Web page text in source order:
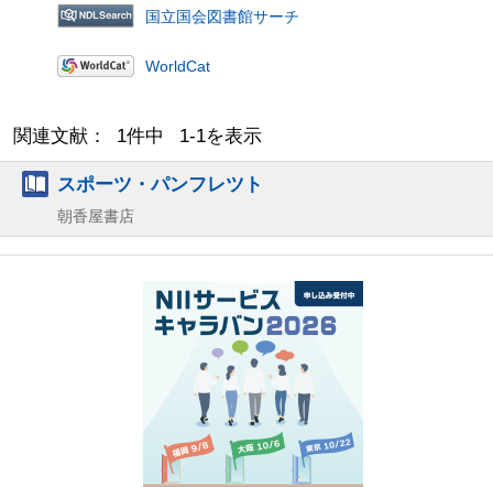
国立国会図書館サーチ
WorldCat
関連文献： 1件中 1-1を表示
スポーツ・パンフレツト
朝香屋書店